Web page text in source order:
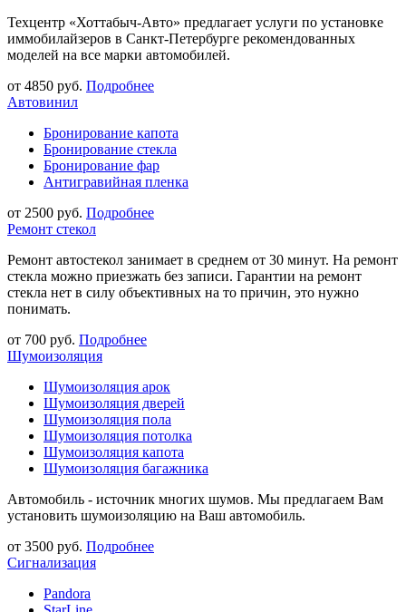
Техцентр «Хоттабыч-Авто» предлагает услуги по установке
иммобилайзеров в Санкт-Петербурге рекомендованных
моделей на все марки автомобилей.
от 4850 руб. Подробнее
Автовинил
Бронирование капота
Бронирование стекла
Бронирование фар
Антигравийная пленка
от 2500 руб. Подробнее
Ремонт стекол
Ремонт автостекол занимает в среднем от 30 минут. На ремонт
стекла можно приезжать без записи. Гарантии на ремонт
стекла нет в силу объективных на то причин, это нужно
понимать.
от 700 руб. Подробнее
Шумоизоляция
Шумоизоляция арок
Шумоизоляция дверей
Шумоизоляция пола
Шумоизоляция потолка
Шумоизоляция капота
Шумоизоляция багажника
Автомобиль - источник многих шумов. Мы предлагаем Вам
установить шумоизоляцию на Ваш автомобиль.
от 3500 руб. Подробнее
Сигнализация
Pandora